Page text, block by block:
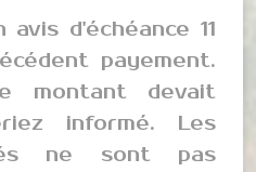
d'échéance 11
payement.
montant devait
informé. Les
ne sont pas